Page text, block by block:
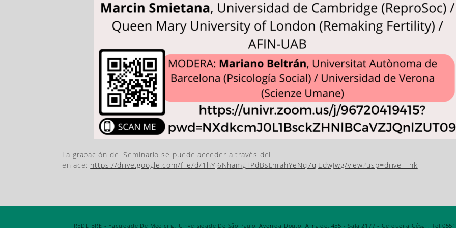
La grabación del Seminario se puede acceder a través del
enlace: https://drive.google.com/file/d/1hYj6NhamgTPdBsLhrahYeNq7qjEdwJwg/view?usp=drive_link
REDLIBRE - Faculdade De Medicina, Universidade De São Paulo. Avenida Doutor Arnaldo, 455 - Sala 2177 - Cerqueira César.